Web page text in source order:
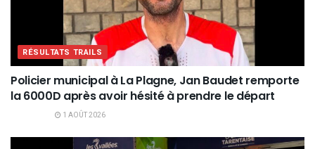
RÉSULTATS TRAILS
Policier municipal à La Plagne, Jan Baudet remporte
la 6000D après avoir hésité à prendre le départ
1 AOÛT 2026